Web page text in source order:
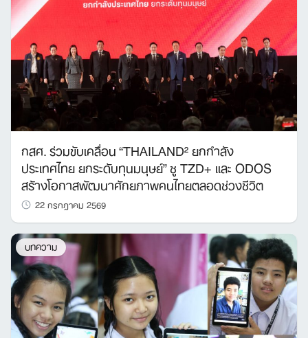
กสศ. ร่วมขับเคลื่อน “THAILAND² ยกกำลัง
ประเทศไทย ยกระดับทุนมนุษย์” ชู TZD+ และ ODOS
สร้างโอกาสพัฒนาศักยภาพคนไทยตลอดช่วงชีวิต
22 กรกฎาคม 2569
บทความ